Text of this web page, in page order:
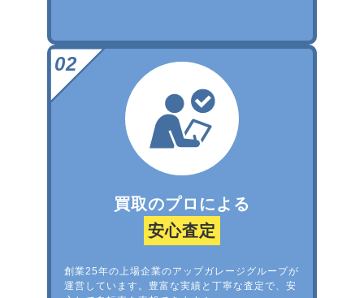
買取のプロによる
安心査定
創業25年の上場企業のアップガレージグループが
運営しています。豊富な実績と丁寧な査定で、安